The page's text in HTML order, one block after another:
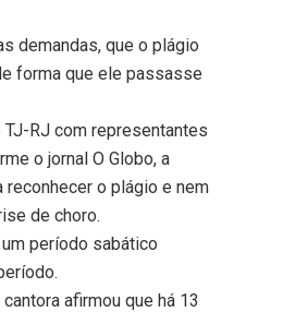
demandas, que o plágio
forma que ele passasse
RJ com representantes
o jornal O Globo, a
reconhecer o plágio e nem
de choro.
período sabático
afirmou que há 13